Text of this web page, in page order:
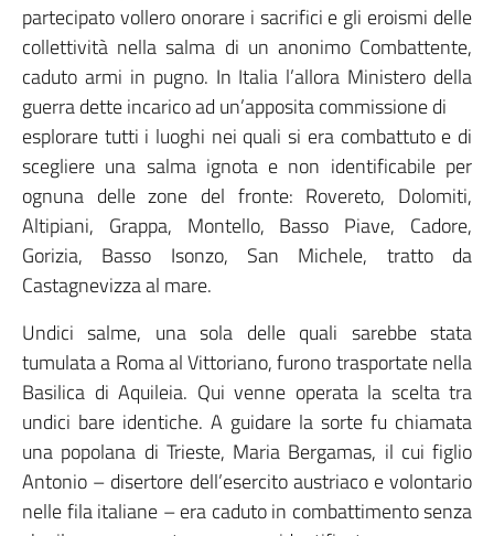
partecipato vollero onorare i sacrifici e gli eroismi delle
collettività nella salma di un anonimo Combattente,
caduto armi in pugno. In Italia l’allora Ministero della
guerra dette incarico ad un’apposita commissione di
esplorare tutti i luoghi nei quali si era combattuto e di
scegliere una salma ignota e non identificabile per
ognuna delle zone del fronte: Rovereto, Dolomiti,
Altipiani, Grappa, Montello, Basso Piave, Cadore,
Gorizia, Basso Isonzo, San Michele, tratto da
Castagnevizza al mare.
Undici salme, una sola delle quali sarebbe stata
tumulata a Roma al Vittoriano, furono trasportate nella
Basilica di Aquileia. Qui venne operata la scelta tra
undici bare identiche. A guidare la sorte fu chiamata
una popolana di Trieste, Maria Bergamas, il cui figlio
Antonio – disertore dell’esercito austriaco e volontario
nelle fila italiane – era caduto in combattimento senza